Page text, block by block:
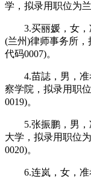
学，拟录用职位为
3.买丽媛，女，准
(兰州)律师事务所
代码0007)。
4.苗誌，男，准考
察学院，拟录用职
0019)。
5.张振鹏，男，准
大学，拟录用职位
0020)。
6.连岚，女，准考